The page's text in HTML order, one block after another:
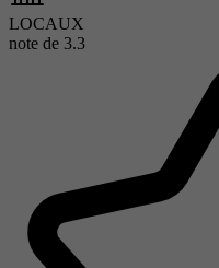
LOCAUX
note de 3.3